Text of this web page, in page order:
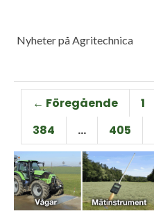
Nyheter på Agritechnica
← Föregående 1
384
… 405